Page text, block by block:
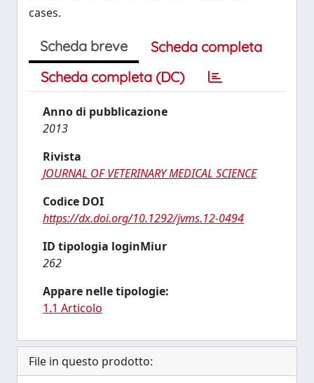
cases.
Scheda breve
Scheda completa
Scheda completa (DC)
Anno di pubblicazione
2013
Rivista
JOURNAL OF VETERINARY MEDICAL SCIENCE
Codice DOI
https://dx.doi.org/10.1292/jvms.12-0494
ID tipologia loginMiur
262
Appare nelle tipologie:
1.1 Articolo
File in questo prodotto: